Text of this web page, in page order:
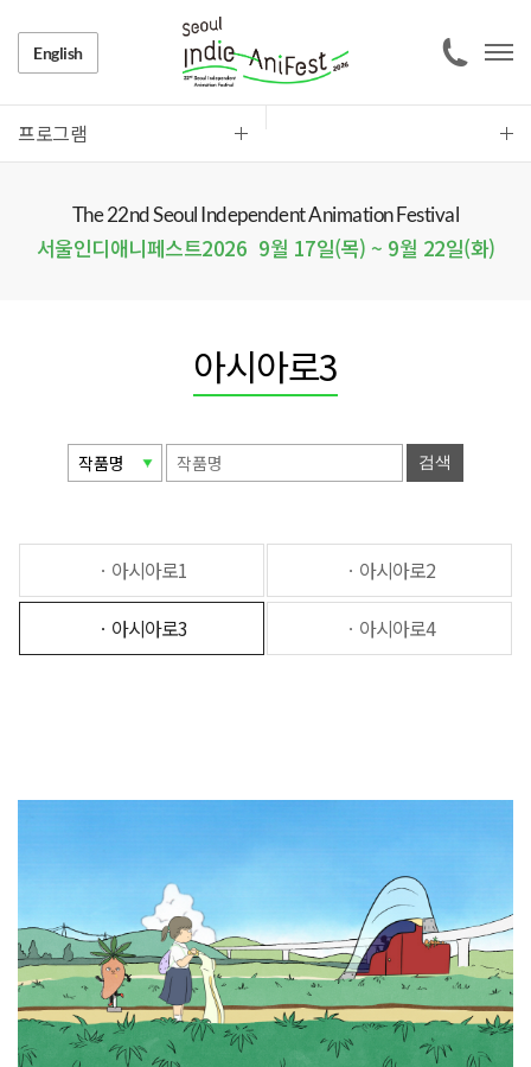
English
프로그램
The 22nd Seoul Independent Animation Festival
서울인디애니페스트2026 9월 17일(목) ~ 9월 22일(화)
아시아로3
검색
ㆍ아시아로1 ㆍ아시아로2
ㆍ아시아로3 ㆍ아시아로4